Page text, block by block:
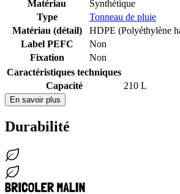
Matériau
Synthétique
Type
Tonneau de pluie
Matériau (détail)
HDPE (Polyéthylène
Label PEFC
Non
Fixation
Non
Caractéristiques techniques
Capacité
210 L
En savoir plus
Durabilité